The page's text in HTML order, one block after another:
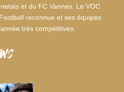
et du FC Vannes. Le VOC
reconnue et ses équipes
très compétitives.